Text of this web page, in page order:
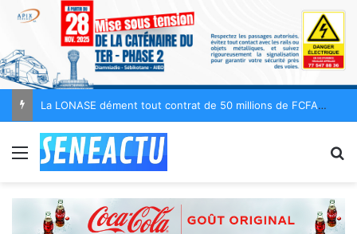
La LONASE dément tout contrat de 50 millions de FCFA avec Fénial Digital
Menu